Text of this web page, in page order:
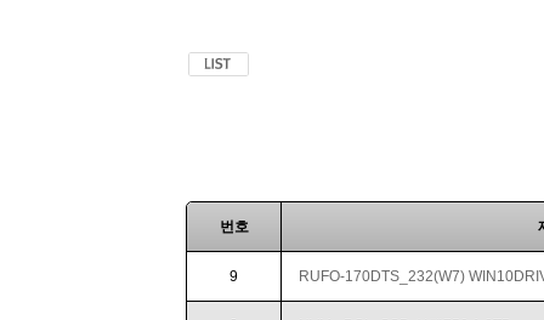
번호
9 RUFO-170DTS_232(W7)